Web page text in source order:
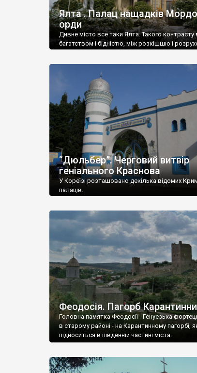
Ялта . Палац нащадків
орди
Дивне місто все таки Ялта. Такого контрасту
багатством і бідністю, між розкішшю і
“Дюльбер”. Черговий витвір
геніального Краснова
У Кореїзі розташовано декілька відомих
палаців.
Феодосія. Пагорб
Головна памятка Феодосії - Генуезька
в старому районі - на Карантинному пагорбі,
підноситься в південній частині міста.